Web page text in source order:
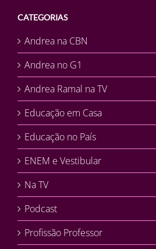
CATEGORIAS
Andrea na CBN
Andrea no G1
Andrea Ramal na TV
Educação em Casa
Educação no País
ENEM e Vestibular
Na TV
Podcast
Profissão Professor